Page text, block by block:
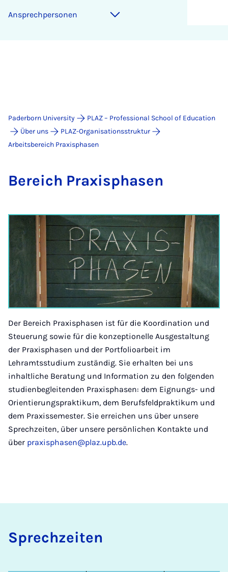
An­s­prech­per­son­en
Paderborn University
PLAZ – Professional School of Education
Über uns
PLAZ-Organisationsstruktur
Arbeitsbereich Praxisphasen
Bereich Prax­i­s­phasen
Der Bereich Praxisphasen ist für die Koordination und
Steuerung sowie für die konzeptionelle Ausgestaltung
der Praxisphasen und der Portfolioarbeit im
Lehramtsstudium zuständig. Sie erhalten bei uns
inhaltliche Beratung und Information zu den folgenden
studienbegleitenden Praxisphasen: dem Eignungs- und
Orientierungspraktikum, dem Berufsfeldpraktikum und
dem Praxissemester. Sie erreichen uns über unsere
Sprechzeiten, über unsere persönlichen Kontakte und
über praxisphasen@plaz.upb.de.
Sprechzeiten